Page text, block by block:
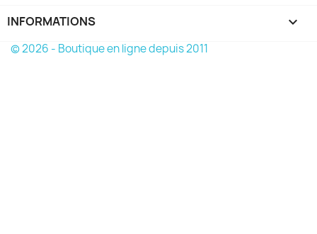
INFORMATIONS keyboard_arrow_down
© 2026 - Boutique en ligne depuis 2011